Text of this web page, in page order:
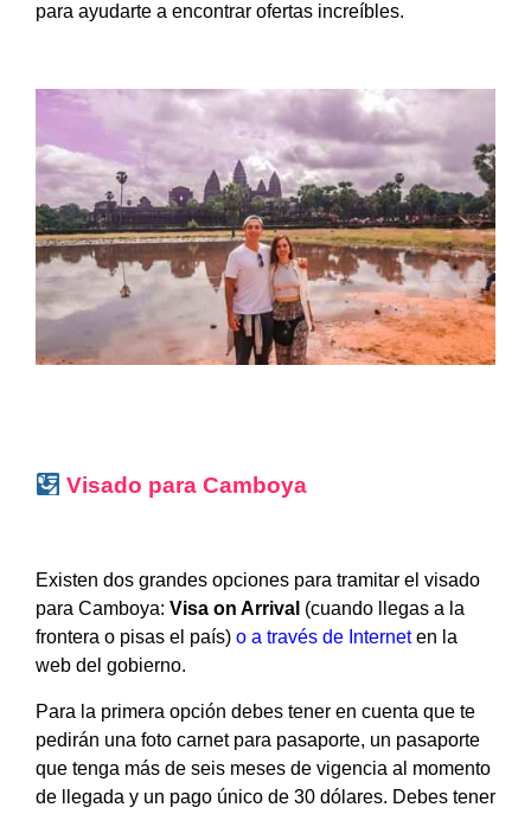
para ayudarte a encontrar ofertas increíbles.
Visado para Camboya
Existen dos grandes opciones para tramitar el visado
para Camboya: Visa on Arrival (cuando llegas a la
frontera o pisas el país) o a través de Interneten la
web del gobierno.
Para la primera opción debes tener en cuenta que te
pedirán una foto carnet para pasaporte, un pasaporte
que tenga más de seis meses de vigencia al momento
de llegada y un pago único de 30 dólares. Debes tener